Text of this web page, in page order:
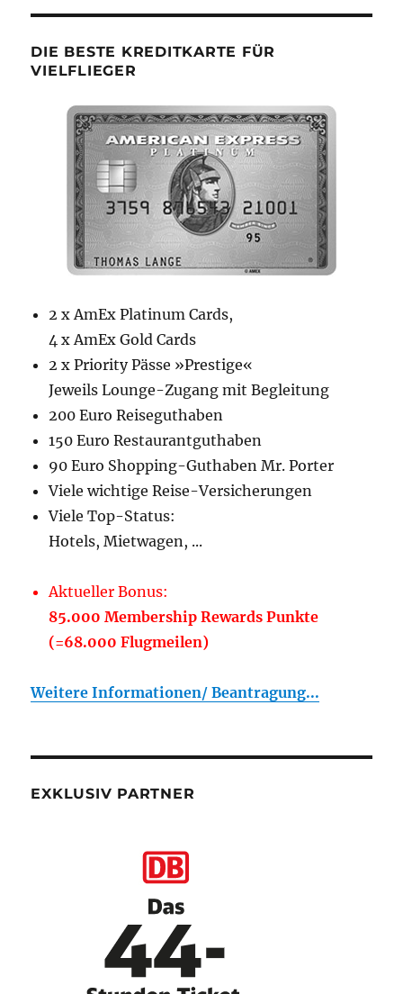
DIE BESTE KREDITKARTE FÜR
VIELFLIEGER
2 x AmEx Platinum Cards,
4 x AmEx Gold Cards
2 x Priority Pässe »Prestige«
Jeweils Lounge-Zugang mit Begleitung
200 Euro Reiseguthaben
150 Euro Restaurantguthaben
90 Euro Shopping-Guthaben Mr. Porter
Viele wichtige Reise-Versicherungen
Viele Top-Status:
Hotels, Mietwagen, ...
Aktueller Bonus:
85.000 Membership Rewards Punkte
(=68.000 Flugmeilen)
Weitere Informationen/ Beantragung...
EXKLUSIV PARTNER